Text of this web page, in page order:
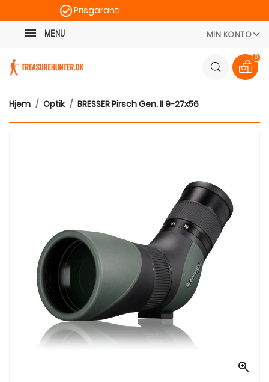
Prisgaranti
MENU MIN KONTO
0
Hjem Optik BRESSER Pirsch Gen. II 9-27x56
